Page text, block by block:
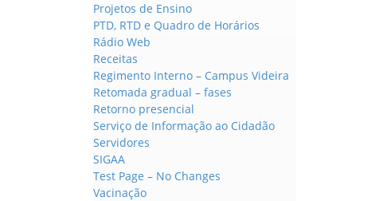
Projetos de Ensino
PTD, RTD e Quadro de Horários
Rádio Web
Receitas
Regimento Interno – Campus Videira
Retomada gradual – fases
Retorno presencial
Serviço de Informação ao Cidadão
Servidores
SIGAA
Test Page – No Changes
Vacinação